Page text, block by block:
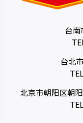
台
台北
北京市朝阳区朝